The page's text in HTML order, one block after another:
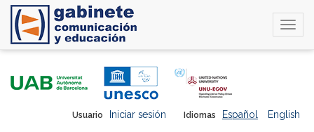
Idiomas Español English
Usuario Iniciar sesión